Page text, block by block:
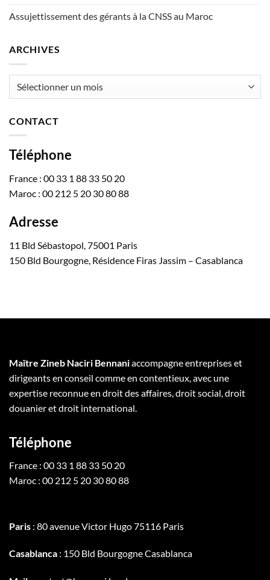
Assujettissement des gérants à la CNSS au Maroc
ARCHIVES
CONTACT
Téléphone
France : 00 33 1 88 33 50 20
Maroc : 00 212 5 20 30 80 88
Adresse
11 Bld Sébastopol, 75001 Paris
150 Bld Bourgogne, Résidence Firas Jassim – Casablanca
Maître Zineb Naciri Bennaniaccompagne entreprises et
dirigeants en conseil comme en contentieux, avec une
expertise reconnue en droit des affaires, droit social, droit
douanier et droit international.
Téléphone
France : 00 33 1 88 33 50 20
Maroc : 00 212 5 20 30 80 88
Paris : 80 avenue Victor Hugo 75116 Paris
Casablanca : 150 Bld Bourgogne Casablanca